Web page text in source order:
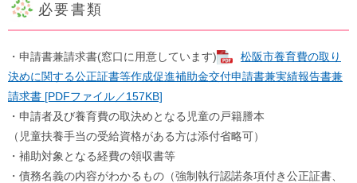
必要書類
・申請書兼請求書(窓口に用意しています)
松阪市養育費の取り
決めに関する公正証書等作成促進補助金交付申請書兼実績報告書兼
請求書 [PDFファイル／157KB]
・申請者及び養育費の取決めとなる児童の戸籍謄本
（児童扶養手当の受給資格がある方は添付省略可）
・補助対象となる経費の領収書等
・債務名義の内容がわかるもの（強制執行認諾条項付き公正証書、